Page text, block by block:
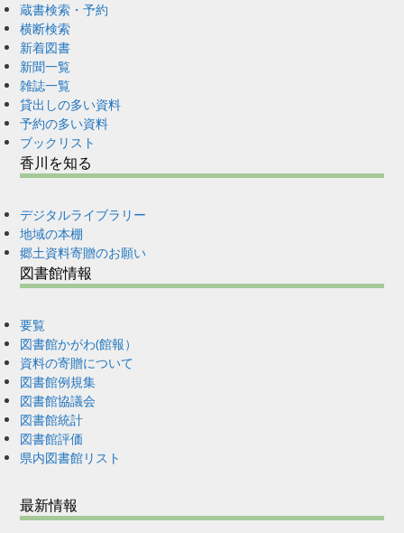
蔵書検索・予約
横断検索
新着図書
新聞一覧
雑誌一覧
貸出しの多い資料
予約の多い資料
ブックリスト
香川を知る
デジタルライブラリー
地域の本棚
郷土資料寄贈のお願い
図書館情報
要覧
図書館かがわ(館報）
資料の寄贈について
図書館例規集
図書館協議会
図書館統計
図書館評価
県内図書館リスト
最新情報